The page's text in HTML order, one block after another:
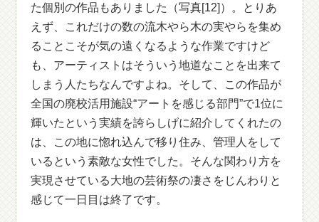
た個別の作品もありました（写真[12]）。とりあ
えず、これだけの数の流木やら木の実やらを集め
ることこそが気の遠くなるような作業ですけど
も、アーティストはそういう地道なことを出来て
しまう人たちなんですよね。そして、この作品が
全国の廃校活用施設“アートを感じる部門”で1位に
輝いたという実績を誇らしげに紹介してくれたの
は、この地に惚れ込んで移り住み、管理人をして
いるという素敵な女性でした。そんな関わり方を
実現させている大地の芸術祭の凄さをじんわりと
感じて一日目は終了です。